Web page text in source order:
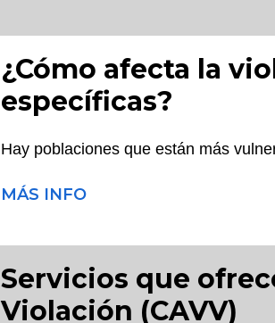
¿Cómo afecta la
específicas?
Hay poblaciones que están más
MÁS INFO
Servicios que
Violación (CAVV)